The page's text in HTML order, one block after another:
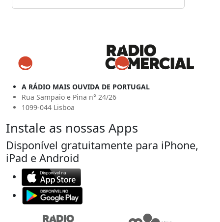
A RÁDIO MAIS OUVIDA DE PORTUGAL
Rua Sampaio e Pina n° 24/26
1099-044 Lisboa
Instale as nossas Apps
Disponível gratuitamente para iPhone,
iPad e Android